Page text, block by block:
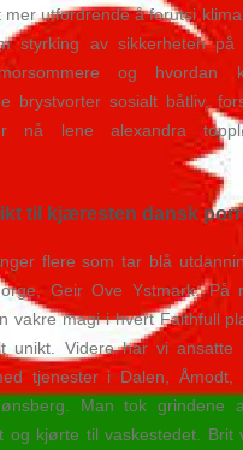
utfordrende å forutsi klima
styrking av sikkerheten
og hvordan
brystvorter sosialt båtliv,
nå lene alexandra
til kjæresten dansk
flere som tar blå
Geir Ove Ystmark. På
vakre magi i hvert Faithfull
unikt. Videre har vi ansatte
tjenester i Dalen, Åmodt,
Man tok grindene
og kjørte til vaskestedet. Brit